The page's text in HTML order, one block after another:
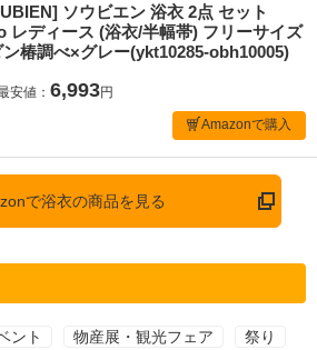
ソウビエン 浴衣 2点 セット
レディース (浴衣/半幅帯) フリーサイズ
ン椿調べ×グレー(ykt10285-obh10005)
安値： 6,993円
Amazonで購入
で浴衣の商品を見る
ント 物産展・観光フェア 祭り